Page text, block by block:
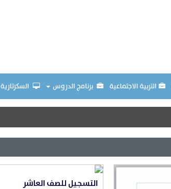
التربية الاجتماعية برنامج الدروس السكرتارية
التسجيل للصف العاشر